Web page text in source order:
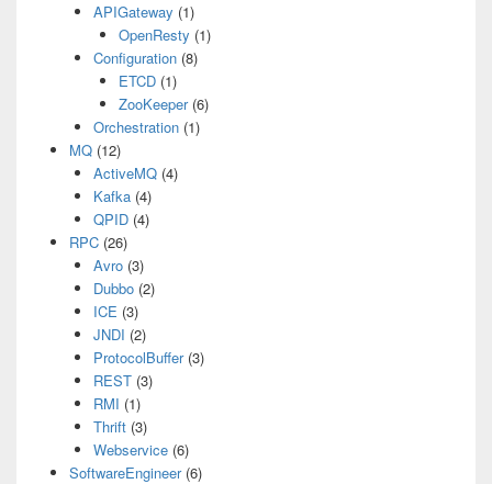
APIGateway (1)
OpenResty (1)
Configuration (8)
ETCD(1)
ZooKeeper(6)
Orchestration (1)
MQ(12)
ActiveMQ (4)
Kafka (4)
QPID (4)
RPC(26)
Avro (3)
Dubbo (2)
ICE (3)
JNDI (2)
ProtocolBuffer(3)
REST (3)
RMI (1)
Thrift (3)
Webservice (6)
SoftwareEngineer(6)